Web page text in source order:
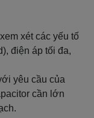
xét các yếu tố
điện áp tối đa,
yêu cầu của
cần lớn